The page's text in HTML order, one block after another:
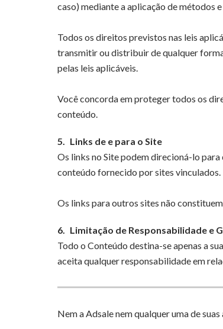
caso) mediante a aplicação de métodos
Todos os direitos previstos nas leis
transmitir ou distribuir de qualquer
pelas leis aplicáveis.
Você concorda em proteger todos os
conteúdo.
5. Links de e para o Site
Os links no Site podem direcioná-lo
conteúdo fornecido por sites vinculados.
Os links para outros sites não
6. Limitação de Responsabilidade e
Todo o Conteúdo destina-se apenas a
aceita qualquer responsabilidade em
Nem a Adsale nem qualquer uma de